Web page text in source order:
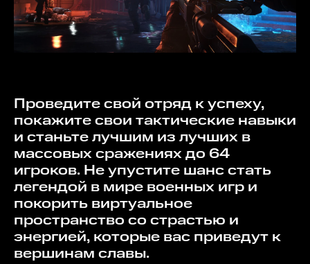
Проведите свой отряд к успеху,
покажите свои тактические навыки
и станьте лучшим из лучших в
массовых сражениях до 64
игроков. Не упустите шанс стать
легендой в мире военных игр и
покорить виртуальное
пространство со страстью и
энергией, которые вас приведут к
вершинам славы.